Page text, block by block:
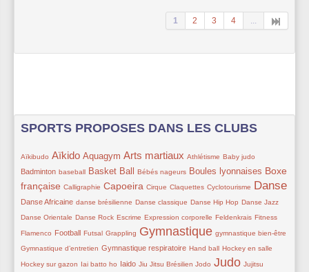
1 2 3 4
SPORTS PROPOSES DANS LES CLUBS
15/322
Aïkibudo
189/322Aïkido
116/322 Aquagym
175/322 Arts martiaux
42/322 Athlétisme
55/322 Baby judo
105/322
Badminton
24/322 baseball
138/322 Basket Ball
42/322 Bébés nageurs
120/322 Boules lyonnaises
151/322
Boxe
française
32/322 Calligraphie
147/322 Capoeira
65/322 Cirque
22/322 Claquettes
11/322 Cyclotourisme
209/322 Danse
76/322
Danse Africaine
54/322 danse brésilienne
65/322 Danse classique
64/322 Danse Hip Hop
22/322 Danse Jazz
22/322
Danse Orientale
22/322 Danse Rock
44/322 Escrime
65/322 Expression corporelle
20/322 Feldenkrais
12/322 Fitness
22/322
Flamenco
72/322 Football
53/322 Futsal
41/322 Grappling
233/322 Gymnastique
23/322 gymnastique bien-être
65/322
Gymnastique d’entretien
80/322 Gymnastique respiratoire
65/322 Hand ball
41/322 Hockey en salle
41/322
Hockey sur gazon
8/322 Iai batto ho
91/322 Iaido
41/322 Jiu Jitsu Brésilien
35/322 Jodo
238/322 Judo
46/322 Jujitsu
32/322